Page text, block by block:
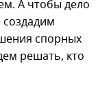
А чтобы дело
спорных
решать, кто